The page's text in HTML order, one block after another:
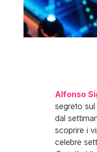
Alfonso
segreto
dal
scoprire i
celebre